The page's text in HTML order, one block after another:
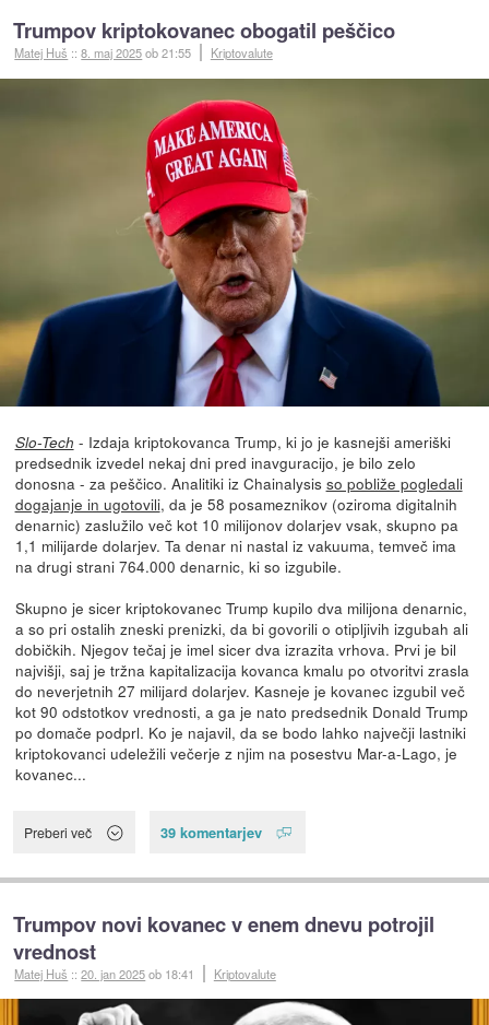
Trumpov kriptokovanec obogatil peščico
Matej Huš ::8. maj 2025ob 21:55 Kriptovalute
Slo-Tech - Izdaja kriptokovanca Trump, ki jo je kasnejši ameriški
predsednik izvedel nekaj dni pred inavguracijo, je bilo zelo
donosna - za peščico. Analitiki iz Chainalysis so pobliže pogledali
dogajanje in ugotovili, da je 58 posameznikov (oziroma digitalnih
denarnic) zaslužilo več kot 10 milijonov dolarjev vsak, skupno pa
1,1 milijarde dolarjev. Ta denar ni nastal iz vakuuma, temveč ima
na drugi strani 764.000 denarnic, ki so izgubile.
Skupno je sicer kriptokovanec Trump kupilo dva milijona denarnic,
a so pri ostalih zneski prenizki, da bi govorili o otipljivih izgubah ali
dobičkih. Njegov tečaj je imel sicer dva izrazita vrhova. Prvi je bil
najvišji, saj je tržna kapitalizacija kovanca kmalu po otvoritvi zrasla
do neverjetnih 27 milijard dolarjev. Kasneje je kovanec izgubil več
kot 90 odstotkov vrednosti, a ga je nato predsednik Donald Trump
po domače podprl. Ko je najavil, da se bodo lahko največji lastniki
kriptokovanci udeležili večerje z njim na posestvu Mar-a-Lago, je
kovanec...
Preberi več 39 komentarjev
Trumpov novi kovanec v enem dnevu potrojil
vrednost
Matej Huš ::20. jan 2025ob 18:41 Kriptovalute